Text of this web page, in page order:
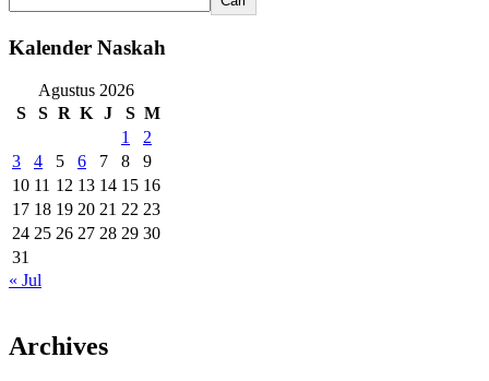
Kalender Naskah
Agustus 2026
S
S R K J S M
1
2
3
4 5 6 7 8
9
10 11 12 13 14 15 16
17 18 19 20 21 22 23
24 25 26 27 28 29 30
31
« Jul
Archives